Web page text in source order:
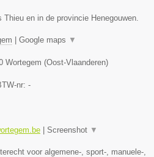
en in de provincie Henegouwen.
Google maps ▼
Wortegem (Oost-Vlaanderen)
nr: -
Screenshot ▼
voor algemene-, sport-, manuele-,